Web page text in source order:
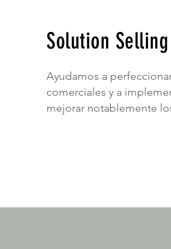
Solution Selling
Ayudamos a
comerciales y a
mejorar notablemente